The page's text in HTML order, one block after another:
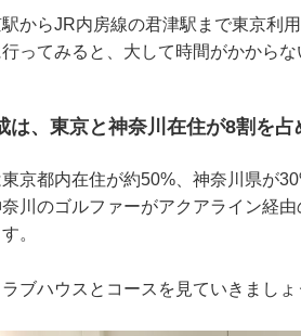
からJR内房線の君津駅まで東京利
ってみると、大して時間がかからな
は、東京と神奈川在住が8割を占
東京都内在住が約50%、神奈川県が
川のゴルファーがアクアライン経
。
ブハウスとコースを見ていきましょ